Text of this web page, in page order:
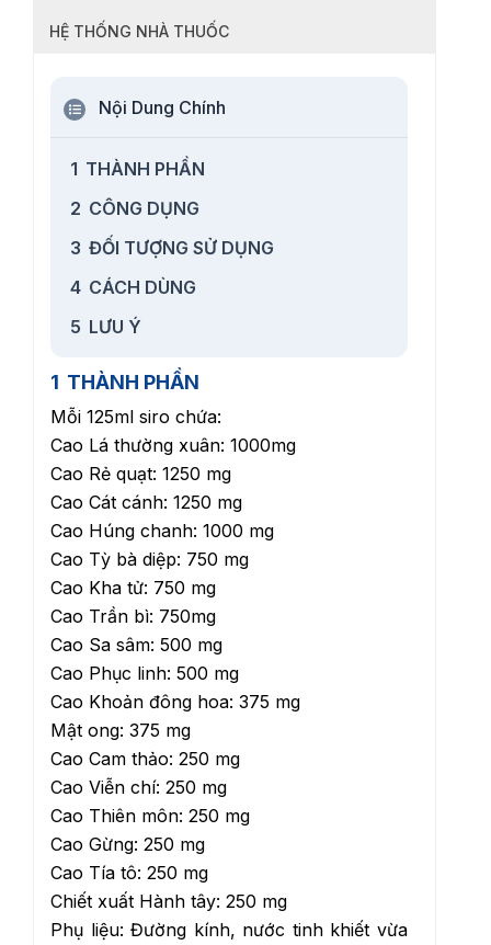
HỆ THỐNG NHÀ THUỐC
Nội Dung Chính
1 THÀNH PHẦN
2 CÔNG DỤNG
3 ĐỐI TƯỢNG SỬ DỤNG
4 CÁCH DÙNG
5 LƯU Ý
1 THÀNH PHẦN
Mỗi 125ml siro chứa:
Cao Lá thường xuân: 1000mg
Cao Rẻ quạt: 1250 mg
Cao Cát cánh: 1250 mg
Cao Húng chanh: 1000 mg
Cao Tỳ bà diệp: 750 mg
Cao Kha tử: 750 mg
Cao Trần bì: 750mg
Cao Sa sâm: 500 mg
Cao Phục linh: 500 mg
Cao Khoản đông hoa: 375 mg
Mật ong: 375 mg
Cao Cam thảo: 250 mg
Cao Viễn chí: 250 mg
Cao Thiên môn: 250 mg
Cao Gừng: 250 mg
Cao Tía tô: 250 mg
Chiết xuất Hành tây: 250 mg
Phụ liệu: Đường kính, nước tinh khiết vừa